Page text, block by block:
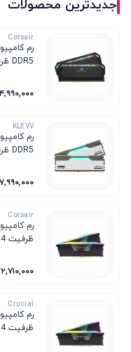
جدیدترین محصولات
Corsair
۲۷۴٬۹۹۰٬۰۰۰
KLEVV
۱۵۷٬۹۹۰٬۰۰۰
Corsair
۲۷۲٬۷۱۰٬۰۰۰
Crucial